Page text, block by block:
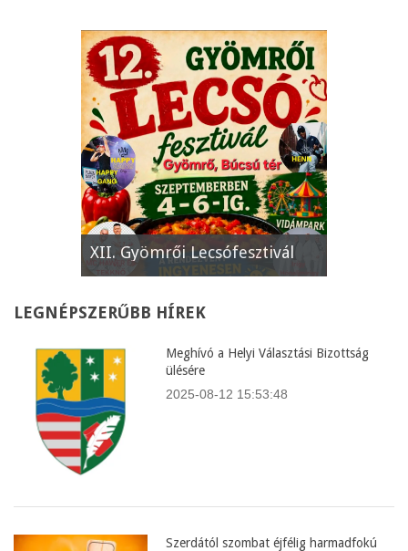
XII. Gyömrői Lecsófesztivál
LEGNÉPSZERŰBB HÍREK
Meghívó a Helyi Választási Bizottság
ülésére
2025-08-12 15:53:48
Szerdától szombat éjfélig harmadfokú